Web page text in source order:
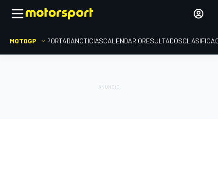
MOTOGP PORTADANOTICIASCALENDARIORESULTADOS